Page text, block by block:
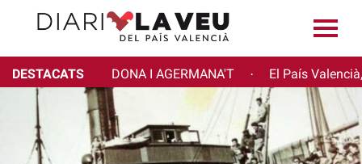
DESTACATS DONA I AGERMANA'T · El País